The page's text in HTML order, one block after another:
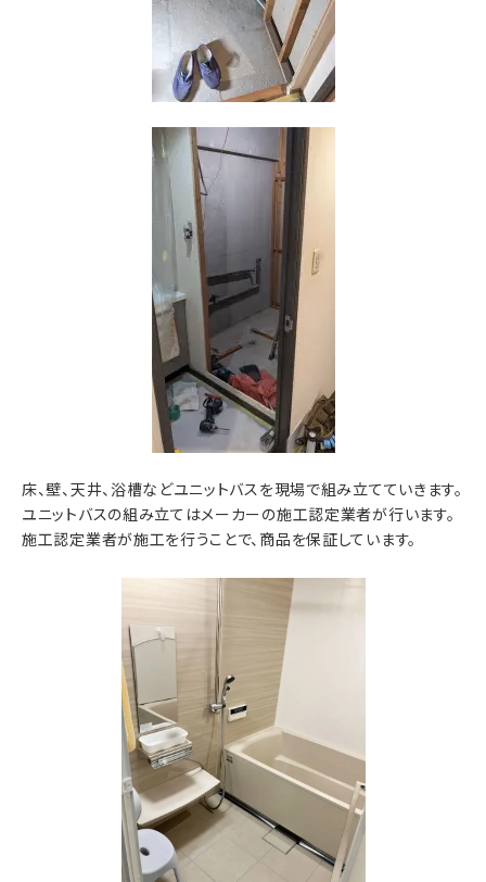
床、壁、天井、浴槽などユニットバスを現場で組み立てていきます。
ユニットバスの組み立てはメーカーの施工認定業者が行います。
施工認定業者が施工を行うことで、商品を保証しています。